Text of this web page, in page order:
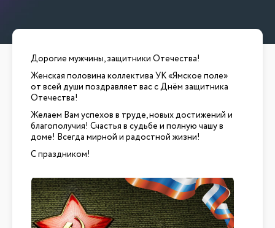
Дорогие мужчины, защитники Отечества!
Женская половина коллектива УК «Ямское поле»
от всей души поздравляет вас с Днём защитника
Отечества!
Желаем Вам успехов в труде, новых достижений и
благополучия! Счастья в судьбе и полную чашу в
доме! Всегда мирной и радостной жизни!
С праздником!